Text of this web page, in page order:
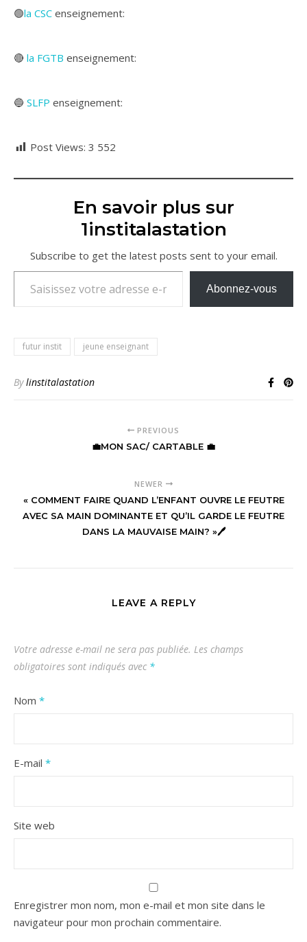
🟢la CSC enseignement:
🔴 la FGTB enseignement:
🔵 SLFP enseignement:
Post Views: 3 552
En savoir plus sur
1institalastation
Subscribe to get the latest posts sent to your email.
Saisissez votre adresse e-mail…
Abonnez-vous
futur instit jeune enseignant
Bylinstitalastation
PREVIOUS
💼MON SAC/ CARTABLE 💼
NEWER
« COMMENT FAIRE QUAND L’ENFANT OUVRE LE FEUTRE
AVEC SA MAIN DOMINANTE ET QU’IL GARDE LE FEUTRE
DANS LA MAUVAISE MAIN? »🖊
LEAVE A REPLY
Votre adresse e-mail ne sera pas publiée. Les champs
obligatoires sont indiqués avec *
Nom *
E-mail *
Site web
Enregistrer mon nom, mon e-mail et mon site dans le
navigateur pour mon prochain commentaire.